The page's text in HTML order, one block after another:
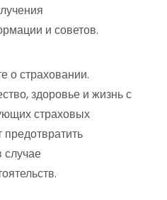
и советов.
о страховании.
здоровье и жизнь с
страховых